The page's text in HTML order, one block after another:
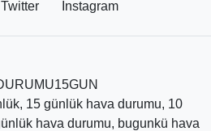
zaman aralıklarında hava
sonuçları haftalık yani 7 günlük
doğru olur. Diğer uzun süreli
değişerek yaklaşan günlerde
Twitter İnstagram
15 günlük hava durumu, 10
hava durumu, bugunkü hava